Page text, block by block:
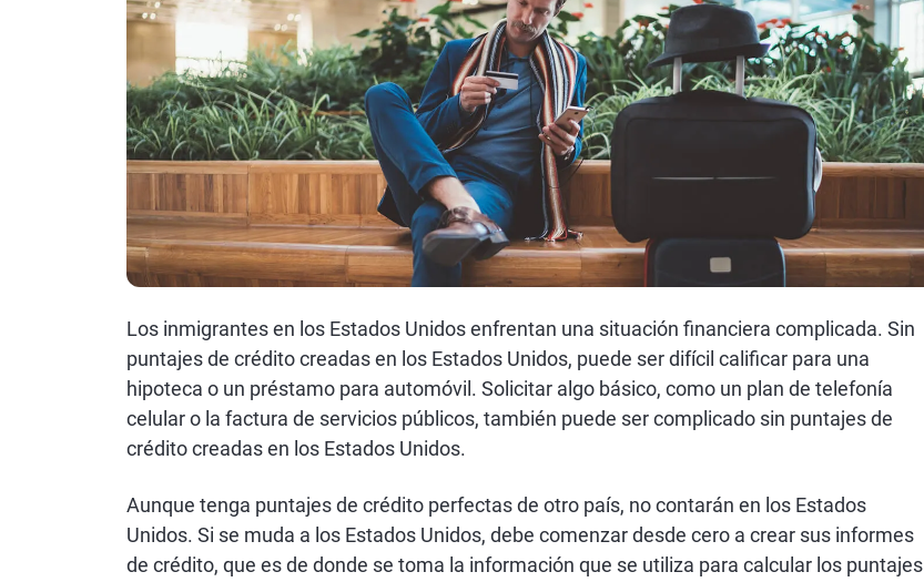
Los inmigrantes en los Estados Unidos enfrentan una situación financiera complicada. Sin
puntajes de crédito creadas en los Estados Unidos, puede ser difícil calificar para una
hipoteca o un préstamo para automóvil. Solicitar algo básico, como un plan de telefonía
celular o la factura de servicios públicos, también puede ser complicado sin puntajes de
crédito creadas en los Estados Unidos.
Aunque tenga puntajes de crédito perfectas de otro país, no contarán en los Estados
Unidos. Si se muda a los Estados Unidos, debe comenzar desde cero a crear sus informes
de crédito, que es de donde se toma la información que se utiliza para calcular los puntajes